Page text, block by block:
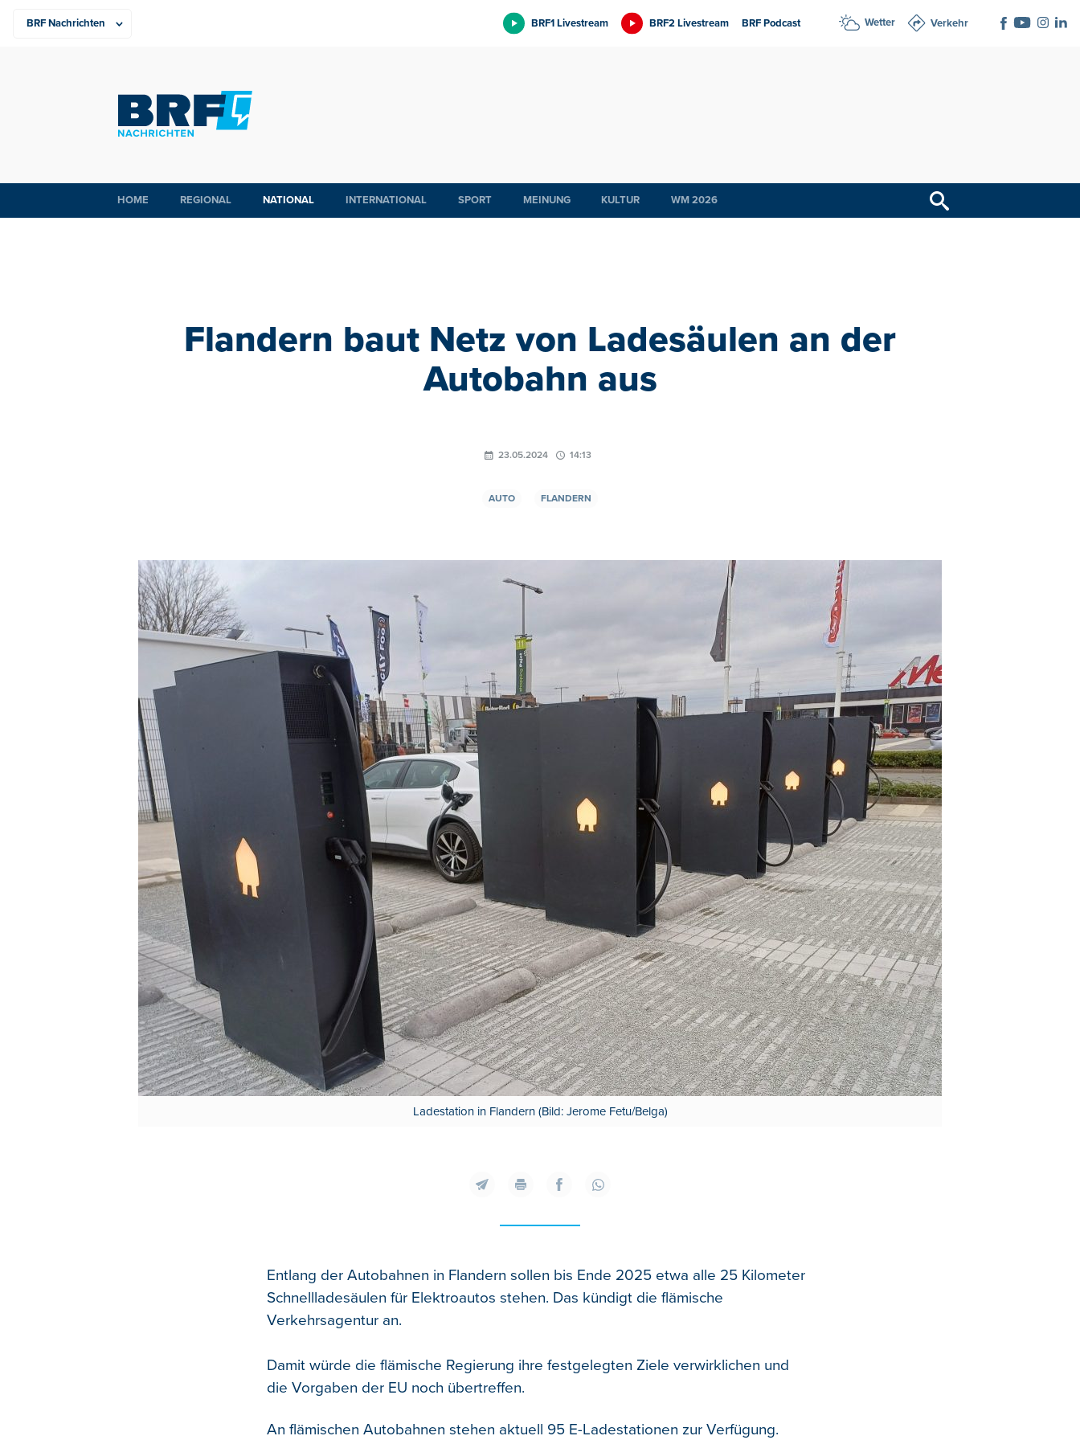
BRF1 Livestream BRF2 Livestream BRF Podcast Wetter Verkehr
HOME REGIONAL NATIONAL INTERNATIONAL SPORT MEINUNG KULTUR WM 2026
Flandern baut Netz von Ladesäulen an der
Autobahn aus
23.05.2024 14:13
AUTO FLANDERN
Ladestation in Flandern (Bild: Jerome Fetu/Belga)
Entlang der Autobahnen in Flandern sollen bis Ende 2025 etwa alle 25 Kilometer
Schnellladesäulen für Elektroautos stehen. Das kündigt die flämische
Verkehrsagentur an.
Damit würde die flämische Regierung ihre festgelegten Ziele verwirklichen und
die Vorgaben der EU noch übertreffen.
An flämischen Autobahnen stehen aktuell 95 E-Ladestationen zur Verfügung.